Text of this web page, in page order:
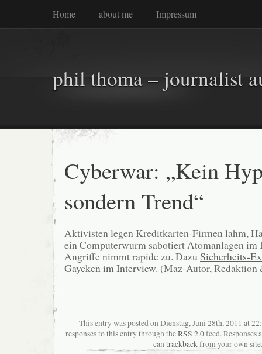
Home about me Impressum
phil thoma – journalist
Cyberwar: „Kein
sondern Trend“
Aktivisten legen Kreditkarten-Firmen lahm,
ein Computerwurm sabotiert Atomanlagen im
Angriffe nimmt rapide zu. Dazu Sicherheits-
Gaycken im Interview. (Maz-Autor,
This entry was posted on Dienstag, Juni 28th, 2011 at
responses to this entry through theRSS 2.0feed. Responses
can trackback from your own site.